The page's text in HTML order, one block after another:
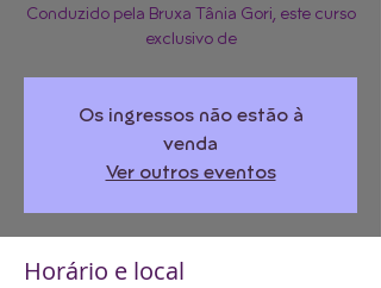
Conduzido pela Bruxa Tânia Gori, este curso
exclusivo de
Os ingressos não estão à
venda
Ver outros eventos
Horário e local